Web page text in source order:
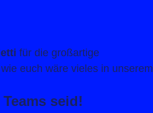
für die großartige
euch wäre vieles in unserem
seid!